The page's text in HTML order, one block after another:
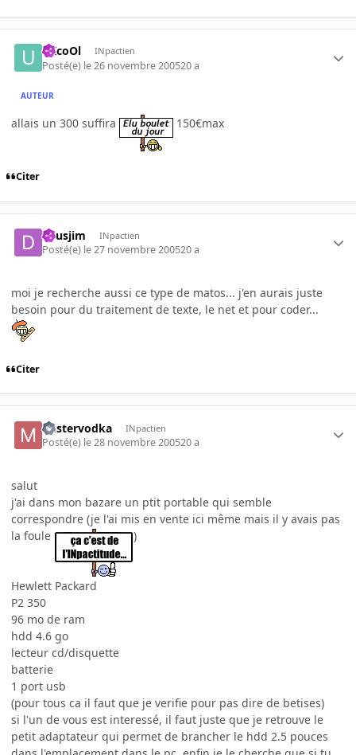
uXcoOl INpactien
Posté(e) le 26 novembre 200520 a
AUTEUR
allais un 300 suffira 150€max
Citer
deusjim INpactien
Posté(e) le 27 novembre 200520 a
moi je recherche aussi ce type de matos... j'en aurais juste
besoin pour du traitement de texte, le net et pour coder...
Citer
mistervodka INpactien
Posté(e) le 28 novembre 200520 a
salut
j'ai dans mon bazare un ptit portable qui semble
correspondre (je l'ai mis en vente ici même mais il y avais pas
la foule
)
Hewlett Packard
P2 350
96 mo de ram
hdd 4.6 go
lecteur cd/disquette
batterie
1 port usb
(pour tous ca il faut que je verifie pour pas dire de betises)
si l'un de vous est interessé, il faut juste que je retrouve le
petit adaptateur qui permet de brancher le hdd 2.5 pouces